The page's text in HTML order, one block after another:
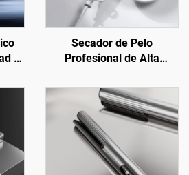
y
Secador de Pelo
Profesional de Alta
con Infrarrojo Lejano